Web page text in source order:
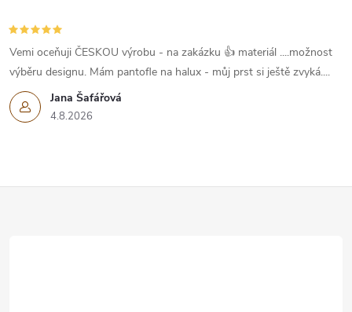
s
u
Jana Šafářová
4.8.2026
Vemi oceňuji ČESKOU výrobu - na zakázku 👍 materiál ....možnost
výběru designu. Mám pantofle na halux - můj prst si ještě zvyká....